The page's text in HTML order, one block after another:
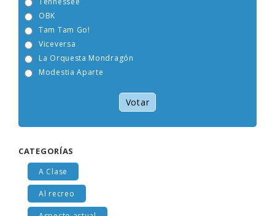
La Orquesta Mondragón
Modestia Aparte
Votar
CATEGORÍAS
A Clase
Al recreo